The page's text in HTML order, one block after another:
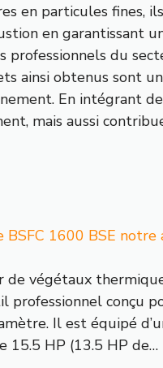
en particules fines,
en garantissant
du
ainsi obtenus sont
En intégrant
mais aussi
BSFC 1600 BSE notre
de végétaux
professionnel conçu
Il est équipé
15.5 HP (13.5 HP de…